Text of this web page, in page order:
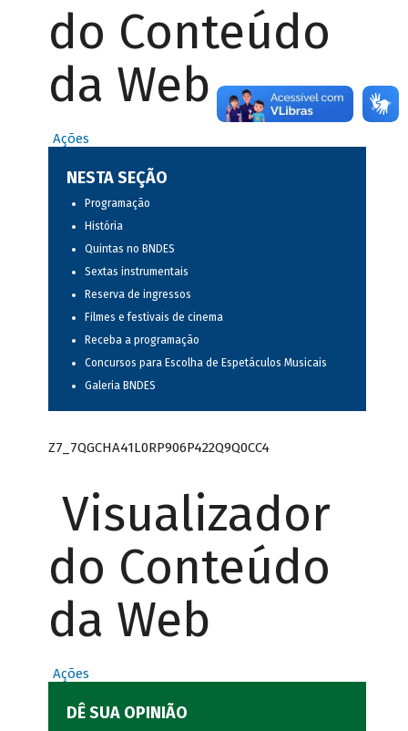
do Conteúdo
da Web
Ações
NESTA SEÇÃO
Programação
História
Quintas no BNDES
Sextas instrumentais
Reserva de ingressos
Filmes e festivais de cinema
Receba a programação
Concursos para Escolha de Espetáculos Musicais
Galeria BNDES
Z7_7QGCHA41L0RP906P422Q9Q0CC4
Visualizador
do Conteúdo
da Web
Ações
DÊ SUA OPINIÃO